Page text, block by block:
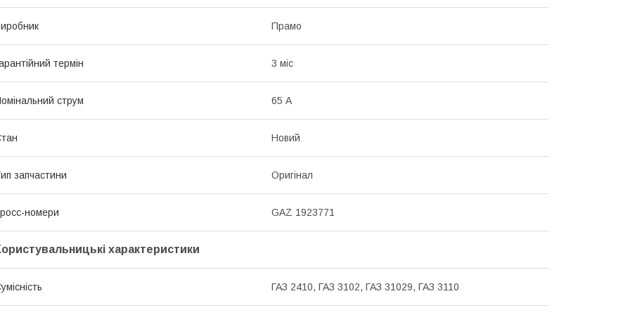
Прамо
термін 3 міс
струм 65 А
Новий
запчастини Оригінал
номери GAZ 1923771
характеристики
ГАЗ 2410, ГАЗ 3102, ГАЗ 31029, ГАЗ 3110